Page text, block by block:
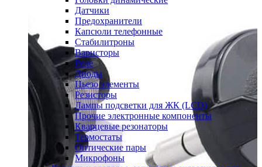
Датчики
Предохранители
Капсюли телефонные
Стабилитроны
Варисторы
Реле
Диоды
Пьезо элементы
Резисторы
Лампы подсветки для ЖК (LCD)
Прочие электронные компоненты
Кварцевые резонаторы
Термостаты
Оптические пары
Микрофоны